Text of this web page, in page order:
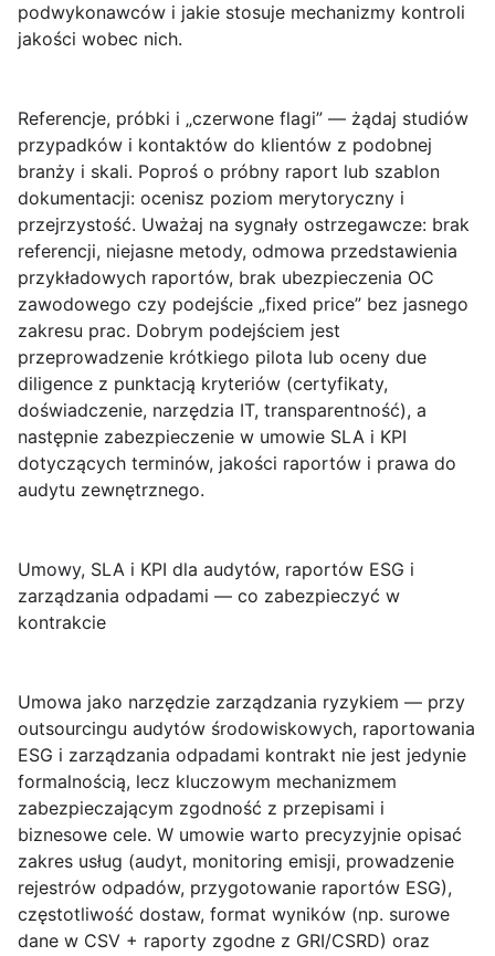
podwykonawców i jakie stosuje mechanizmy kontroli
jakości wobec nich.
Referencje, próbki i „czerwone flagi” — żądaj studiów
przypadków i kontaktów do klientów z podobnej
branży i skali. Poproś o próbny raport lub szablon
dokumentacji: ocenisz poziom merytoryczny i
przejrzystość. Uważaj na sygnały ostrzegawcze: brak
referencji, niejasne metody, odmowa przedstawienia
przykładowych raportów, brak ubezpieczenia OC
zawodowego czy podejście „fixed price” bez jasnego
zakresu prac. Dobrym podejściem jest
przeprowadzenie krótkiego pilota lub oceny due
diligence z punktacją kryteriów (certyfikaty,
doświadczenie, narzędzia IT, transparentność), a
następnie zabezpieczenie w umowie SLA i KPI
dotyczących terminów, jakości raportów i prawa do
audytu zewnętrznego.
Umowy, SLA i KPI dla audytów, raportów ESG i
zarządzania odpadami — co zabezpieczyć w
kontrakcie
Umowa jako narzędzie zarządzania ryzykiem — przy
outsourcingu audytów środowiskowych, raportowania
ESG i zarządzania odpadami kontrakt nie jest jedynie
formalnością, lecz kluczowym mechanizmem
zabezpieczającym zgodność z przepisami i
biznesowe cele. W umowie warto precyzyjnie opisać
zakres usług (audyt, monitoring emisji, prowadzenie
rejestrów odpadów, przygotowanie raportów ESG),
częstotliwość dostaw, format wyników (np. surowe
dane w CSV + raporty zgodne z GRI/CSRD) oraz